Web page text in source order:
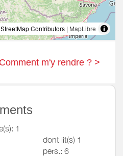
Contributors | MapLibre
Comment m'y rendre ? >
1
dont lit(s) 1
pers.: 6